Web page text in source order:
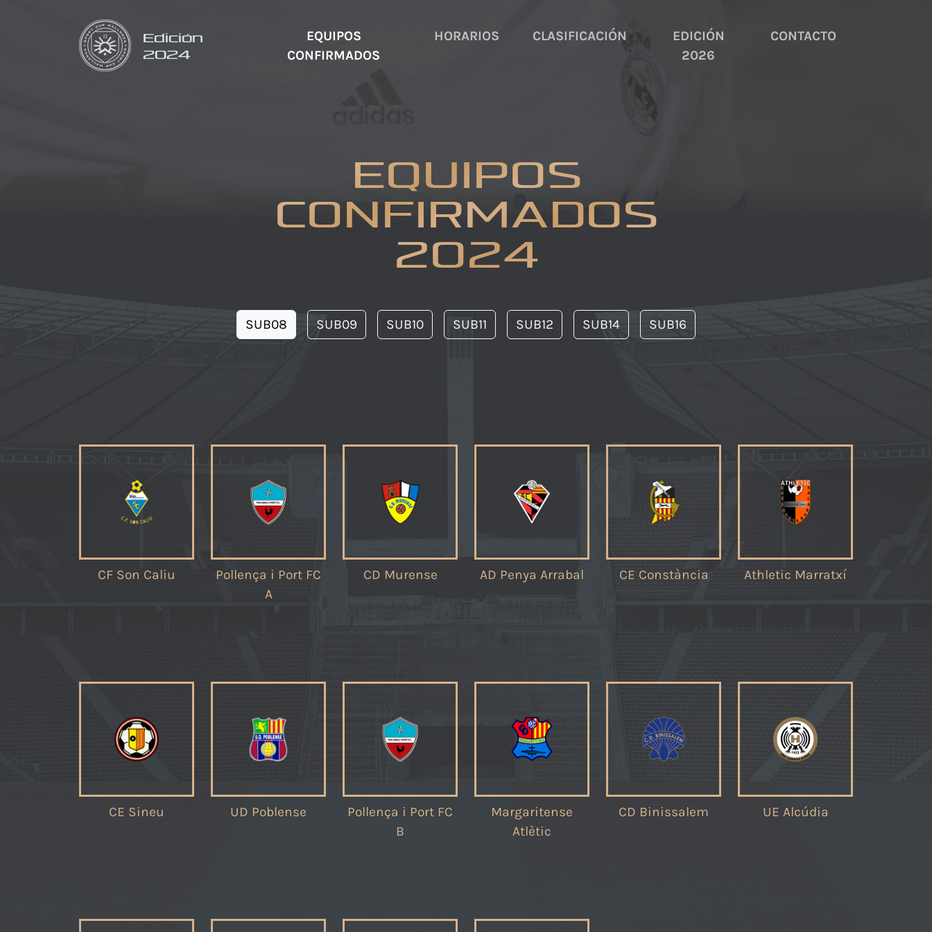
Edición
2024
EQUIPOS
CONFIRMADOS
HORARIOS CLASIFICACIÓN
EDICIÓN
2026
CONTACTO
EQUIPOS
CONFIRMADOS
2024
SUB08 SUB09 SUB10 SUB11 SUB12 SUB14 SUB16
CF Son Caliu
Pollença i Port FC
A
CD Murense AD Penya Arrabal CE Constància Athletic Marratxí
CE Sineu UD Poblense
Pollença i Port FC
B
Margaritense
Atlètic
CD Binissalem UE Alcúdia